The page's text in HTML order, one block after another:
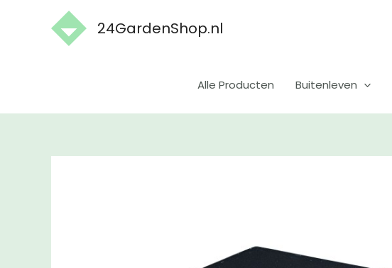
24GardenShop.nl
Alle Producten Buitenleven